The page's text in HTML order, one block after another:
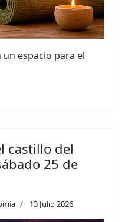
un espacio para el
castillo del
25 de
13 Julio 2026